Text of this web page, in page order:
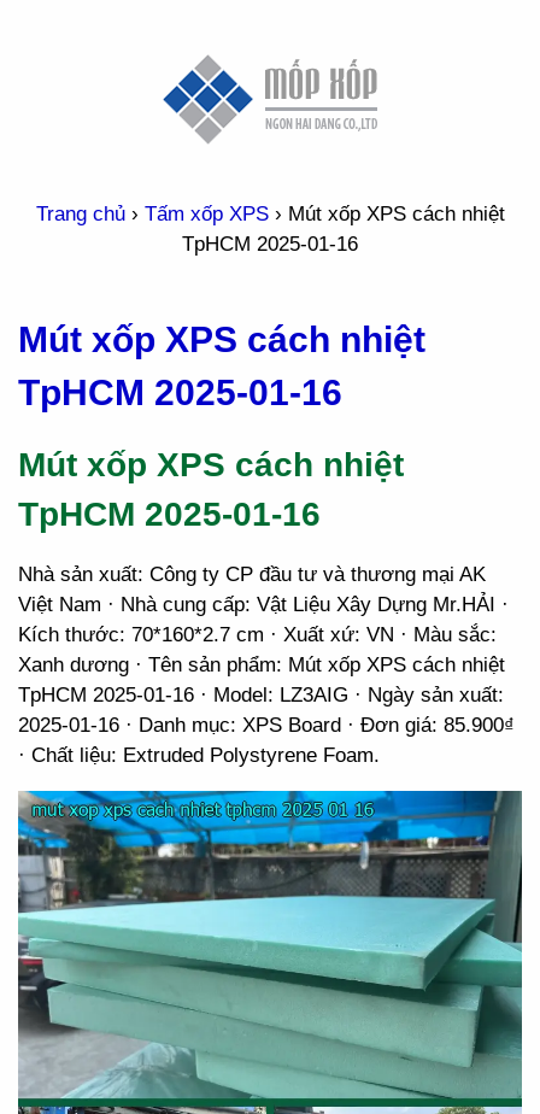
Trang chủ› Tấm xốp XPS› Mút xốp XPS cách nhiệt
TpHCM 2025-01-16
Mút xốp XPS cách nhiệt
TpHCM 2025-01-16
Mút xốp XPS cách nhiệt
TpHCM 2025-01-16
Nhà sản xuất: Công ty CP đầu tư và thương mại AK
Việt Nam · Nhà cung cấp: Vật Liệu Xây Dựng Mr.HẢI ·
Kích thước: 70*160*2.7 cm · Xuất xứ: VN · Màu sắc:
Xanh dương · Tên sản phẩm: Mút xốp XPS cách nhiệt
TpHCM 2025-01-16 · Model: LZ3AIG · Ngày sản xuất:
2025-01-16 · Danh mục: XPS Board · Đơn giá: 85.900₫
· Chất liệu: Extruded Polystyrene Foam.